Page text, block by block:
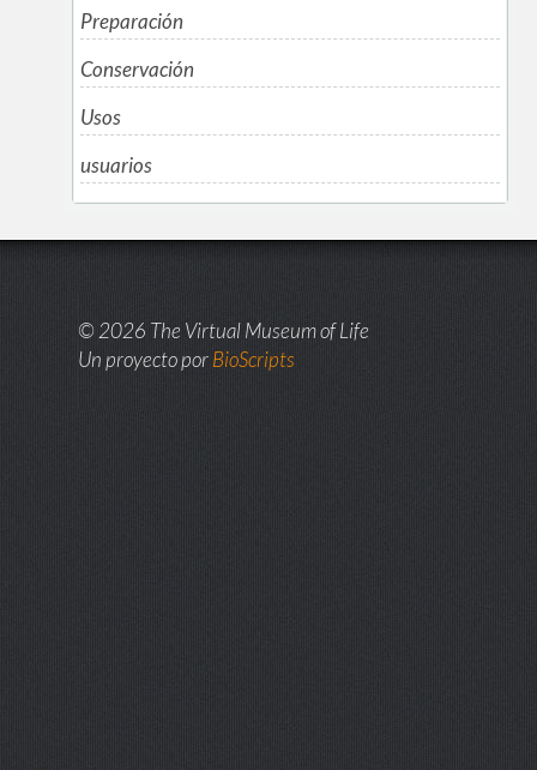
Preparación
Conservación
Usos
usuarios
© 2026 The Virtual Museum of Life
Un proyecto porBioScripts